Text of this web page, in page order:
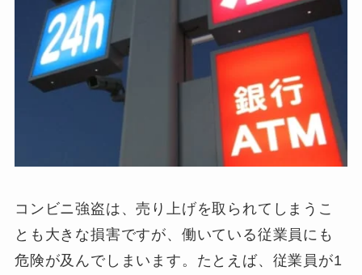
コンビニ強盗は、売り上げを取られてしまうこ
とも大きな損害ですが、働いている従業員にも
危険が及んでしまいます。たとえば、従業員が1